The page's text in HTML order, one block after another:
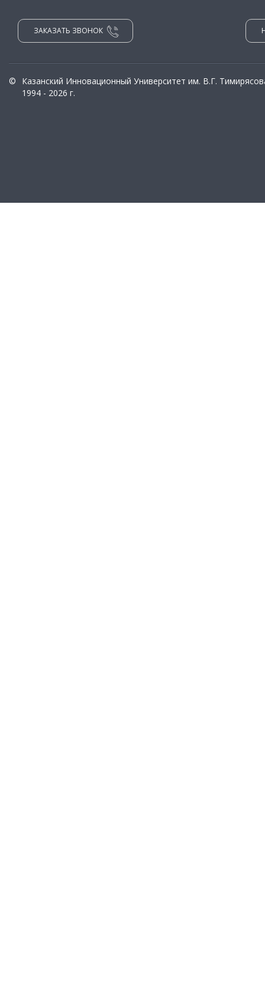
ЗАКАЗАТЬ ЗВОНОК
©
Казанский Инновационный Университет им. В.Г.
1994 - 2026 г.